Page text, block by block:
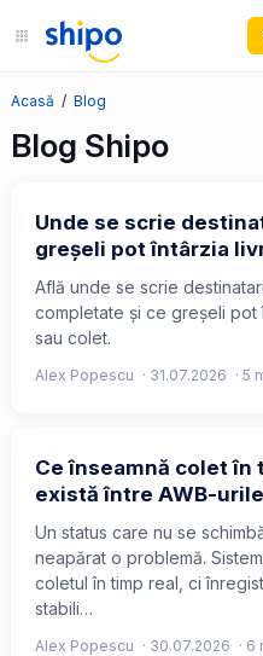
Acasă Blog
Blog Shipo
Unde se scrie
greșeli pot întârzia
Află unde se scrie
completate și ce greșeli pot
sau colet.
Alex Popescu · 31.07.2026 · 5
Ce înseamnă colet
există între AWB-
Un status care nu se
neapărat o problemă.
coletul în timp real, ci
stabili…
Alex Popescu · 30.07.2026 · 6